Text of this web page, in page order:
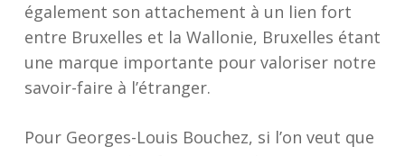
également son attachement à un lien fort
entre Bruxelles et la Wallonie, Bruxelles étant
une marque importante pour valoriser notre
savoir-faire à l’étranger.
Pour Georges-Louis Bouchez, si l’on veut que